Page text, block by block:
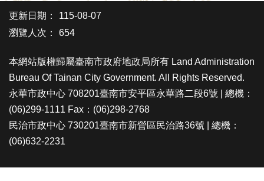
更新日期：
115-08-07
瀏覽人次：
654
本網站版權歸屬臺南市政府地政局所有 Land Administration
Bureau Of Tainan City Government. All Rights Reserved.
永華市政中心 708201臺南市安平區永華路二段6號 | 總機：
(06)299-1111 Fax：(06)298-2768
民治市政中心 730201臺南市新營區民治路36號 | 總機：
(06)632-2231